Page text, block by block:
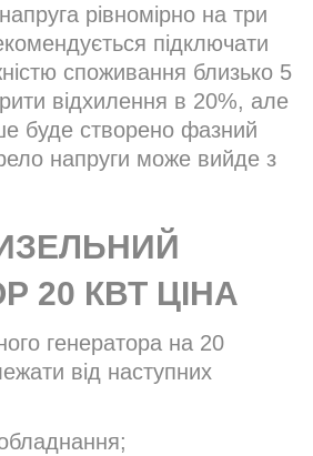
рівномірно на три
підключати
споживання близько 5
відхилення в 20%, але
буде створено фазний
напруги може вийде з
20 КВТ ЦІНА
генератора на 20
від наступних